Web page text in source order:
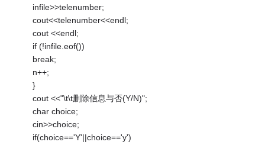
infile>>telenumber;
cout<<telenumber<<endl;
cout <<endl;
if (!infile.eof())
break;
n++;
}
cout <<"\t\t删除信息与否(Y/N)";
char choice;
cin>>choice;
if(choice=='Y'||choice=='y')